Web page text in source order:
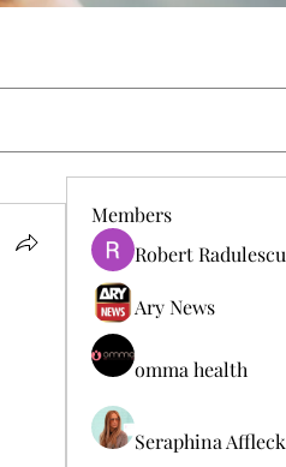
Members
Robert Radulescu
Ary News
omma health
Seraphina Affleck